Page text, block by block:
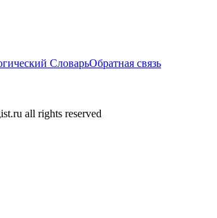
СловарьОбратная связь
all rights reserved